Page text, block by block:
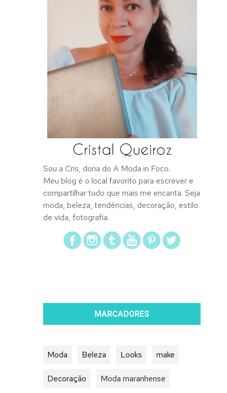
Sou a Cris, dona do A Moda in Foco.
Meu blog é o local favorito para escrever e
compartilhar tudo que mais me encanta. Seja
moda, beleza, tendências, decoração, estilo
de vida, fotografia.
MARCADORES
Moda Beleza Looks make
Decoração Moda maranhense